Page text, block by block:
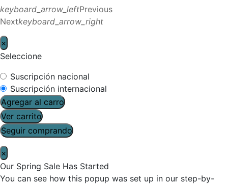
keyboard_arrow_leftPrevious
Nextkeyboard_arrow_right
×
Seleccione
Suscripción nacional
Suscripción internacional
Agregar al carro
Ver carrito
Seguir comprando
×
Our Spring Sale Has Started
You can see how this popup was set up in our step-by-